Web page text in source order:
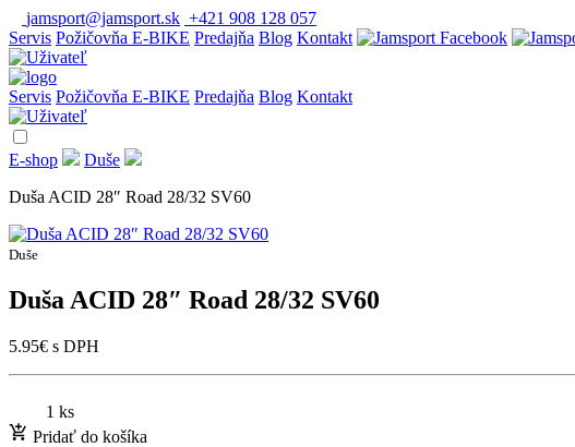
jamsport@jamsport.sk +421 908 128 057
Servis Požičovňa E-BIKE Predajňa Blog Kontakt
Servis Požičovňa E-BIKE Predajňa Blog Kontakt
E-shop
Duše
Duša ACID 28″ Road 28/32 SV60
Duše
Duša ACID 28″ Road 28/32 SV60
5.95€ s DPH
1 ks
Pridať do košíka